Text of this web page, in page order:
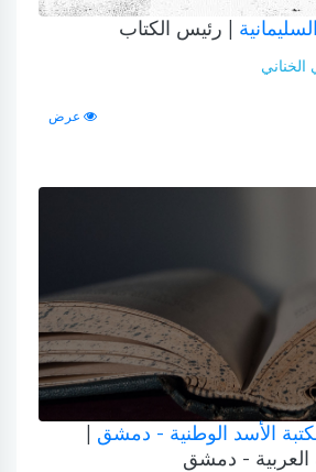
| رئيس الكتاب
عرض
الأسد الوطنية - دمشق
العربية - دمشق